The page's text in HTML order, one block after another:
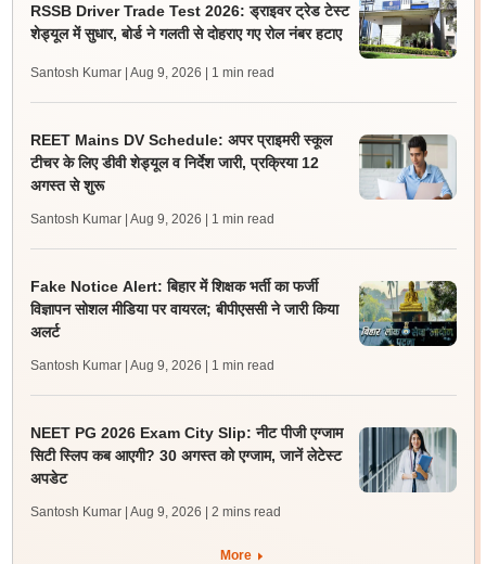
RSSB Driver Trade Test 2026: ड्राइवर ट्रेड टेस्ट
शेड्यूल में सुधार, बोर्ड ने गलती से दोहराए गए रोल नंबर हटाए
Santosh Kumar | Aug 9, 2026 | 1 min read
REET Mains DV Schedule: अपर प्राइमरी स्कूल
टीचर के लिए डीवी शेड्यूल व निर्देश जारी, प्रक्रिया 12
अगस्त से शुरू
Santosh Kumar | Aug 9, 2026 | 1 min read
Fake Notice Alert: बिहार में शिक्षक भर्ती का फर्जी
विज्ञापन सोशल मीडिया पर वायरल; बीपीएससी ने जारी किया
अलर्ट
Santosh Kumar | Aug 9, 2026 | 1 min read
NEET PG 2026 Exam City Slip: नीट पीजी एग्जाम
सिटी स्लिप कब आएगी? 30 अगस्त को एग्जाम, जानें लेटेस्ट
अपडेट
Santosh Kumar | Aug 9, 2026 | 2 mins read
More